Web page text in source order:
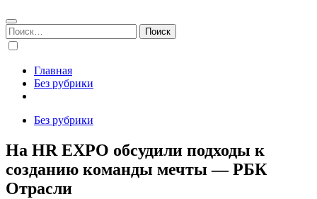
Найти:
Главная
Без рубрики
Без рубрики
На HR EXPO обсудили подходы к
созданию команды мечты — РБК
Отрасли